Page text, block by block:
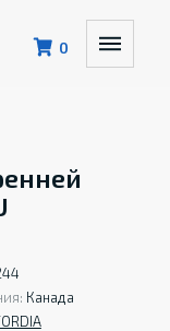
0
Канада